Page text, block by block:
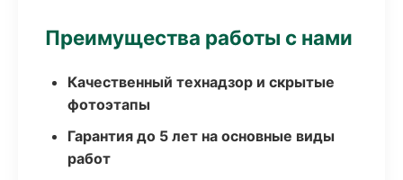
Преимущества работы с нами
Качественный технадзор и скрытые
фотоэтапы
Гарантия до 5 лет на основные виды
работ